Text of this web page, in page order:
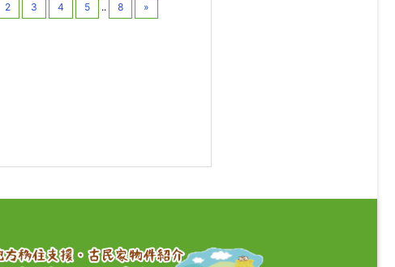
2 3 4 5 .. 8 »